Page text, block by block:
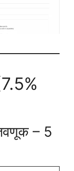
– 5